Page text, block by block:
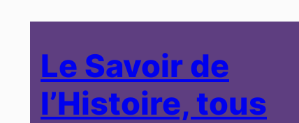
Le Savoir de
l’Histoire, tous